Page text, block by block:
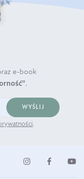
e-book
.
WYŚLIJ
.